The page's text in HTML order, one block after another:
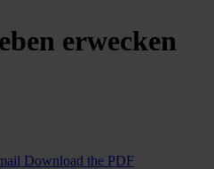
erwecken
Download the PDF